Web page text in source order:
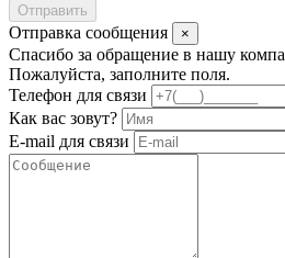
Отправить
Отправка сообщения ×
Спасибо за обращение в нашу
Пожалуйста, заполните поля.
Телефон для связи
Как вас зовут?
E-mail для связи